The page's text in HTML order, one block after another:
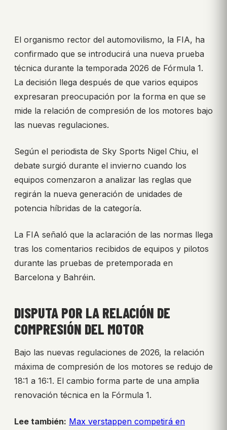
El organismo rector del automovilismo, la FIA, ha
confirmado que se introducirá una nueva prueba
técnica durante la temporada 2026 de Fórmula 1.
La decisión llega después de que varios equipos
expresaran preocupación por la forma en que se
mide la relación de compresión de los motores bajo
las nuevas regulaciones.
Según el periodista de Sky Sports Nigel Chiu, el
debate surgió durante el invierno cuando los
equipos comenzaron a analizar las reglas que
regirán la nueva generación de unidades de
potencia híbridas de la categoría.
La FIA señaló que la aclaración de las normas llega
tras los comentarios recibidos de equipos y pilotos
durante las pruebas de pretemporada en
Barcelona y Bahréin.
DISPUTA POR LA RELACIÓN DE
COMPRESIÓN DEL MOTOR
Bajo las nuevas regulaciones de 2026, la relación
máxima de compresión de los motores se redujo de
18:1 a 16:1. El cambio forma parte de una amplia
renovación técnica en la Fórmula 1.
Lee también: Max verstappen competirá en